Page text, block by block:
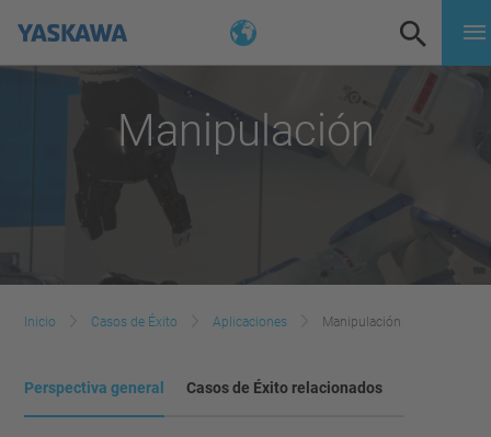
Manipulación
Inicio Casos de Éxito Aplicaciones Manipulación
Perspectiva general Casos de Éxito relacionados